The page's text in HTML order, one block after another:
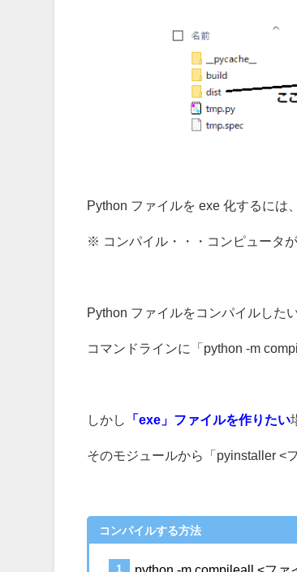
Python ファイルを exe 化するには
※ コンパイル・・・コンピュータ
Python ファイルをコンパイルした
コマンドラインに「python -m
しかし 「exe」ファイルを作りたい
そのモジュールから「pyinstaller <
コンパイルする方法
python -m compileall <ファ